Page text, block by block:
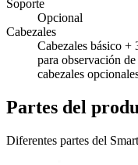
Soporte
Opcional
Cabezales
Cabezales básico +
para observación
cabezales
Partes del
Diferentes partes del